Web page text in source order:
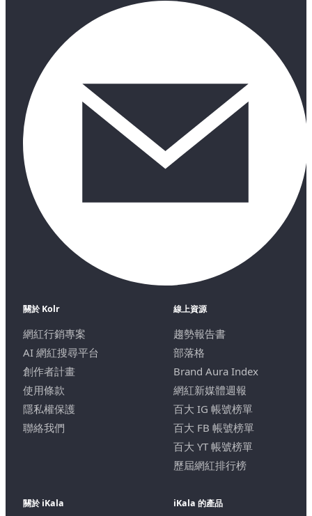
關於 Kolr
網紅行銷專案
AI 網紅搜尋平台
創作者計畫
使用條款
隱私權保護
聯絡我們
線上資源
趨勢報告書
部落格
Brand Aura Index
網紅新媒體週報
百大 IG 帳號榜單
百大 FB 帳號榜單
百大 YT 帳號榜單
歷屆網紅排行榜
關於 iKala iKala 的產品